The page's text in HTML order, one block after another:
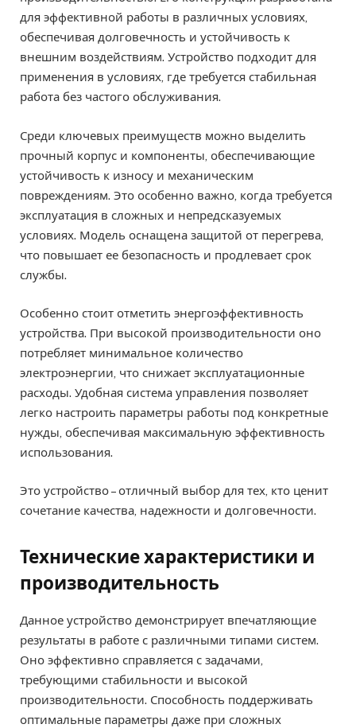
для эффективной работы в различных условиях,
обеспечивая долговечность и устойчивость к
внешним воздействиям. Устройство подходит для
применения в условиях, где требуется стабильная
работа без частого обслуживания.
Среди ключевых преимуществ можно выделить
прочный корпус и компоненты, обеспечивающие
устойчивость к износу и механическим
повреждениям. Это особенно важно, когда требуется
эксплуатация в сложных и непредсказуемых
условиях. Модель оснащена защитой от перегрева,
что повышает ее безопасность и продлевает срок
службы.
Особенно стоит отметить энергоэффективность
устройства. При высокой производительности оно
потребляет минимальное количество
электроэнергии, что снижает эксплуатационные
расходы. Удобная система управления позволяет
легко настроить параметры работы под конкретные
нужды, обеспечивая максимальную эффективность
использования.
Это устройство – отличный выбор для тех, кто ценит
сочетание качества, надежности и долговечности.
Технические характеристики и
производительность
Данное устройство демонстрирует впечатляющие
результаты в работе с различными типами систем.
Оно эффективно справляется с задачами,
требующими стабильности и высокой
производительности. Способность поддерживать
оптимальные параметры даже при сложных